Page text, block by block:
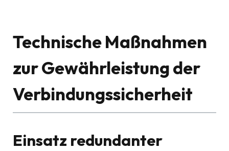
Technische Maßnahmen
zur Gewährleistung der
Verbindungssicherheit
Einsatz redundanter